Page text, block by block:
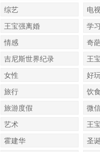
综艺
电
王宝强离婚
学习
情感
奇
吉尼斯世界纪录
王
女性
好
旅行
饮食
旅游度假
微
艺术
王
霍建华
圣